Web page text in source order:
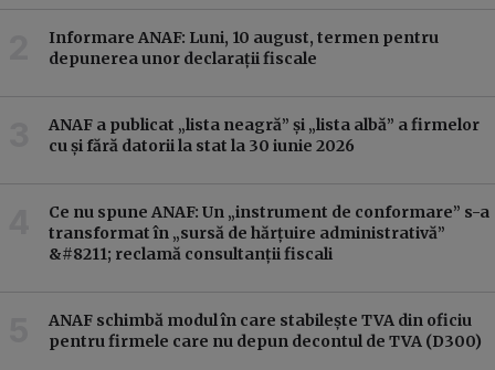
Informare ANAF: Luni, 10 august, termen pentru
depunerea unor declarații fiscale
ANAF a publicat „lista neagră” și „lista albă” a firmelor
cu și fără datorii la stat la 30 iunie 2026
Ce nu spune ANAF: Un „instrument de conformare” s-a
transformat în „sursă de hărțuire administrativă”
&#8211; reclamă consultanții fiscali
ANAF schimbă modul în care stabilește TVA din oficiu
pentru firmele care nu depun decontul de TVA (D300)